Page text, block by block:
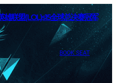
雄联盟(LOL)s15全球总决赛冠军
BOOK SEAT